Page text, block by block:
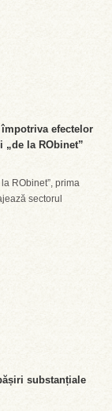
efectelor
la RObinet”
RObinet”, prima
sectorul
substanțiale